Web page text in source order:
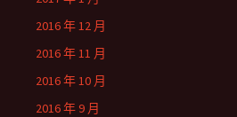
2016 年 12 月
2016 年 11 月
2016 年 10 月
2016 年 9 月